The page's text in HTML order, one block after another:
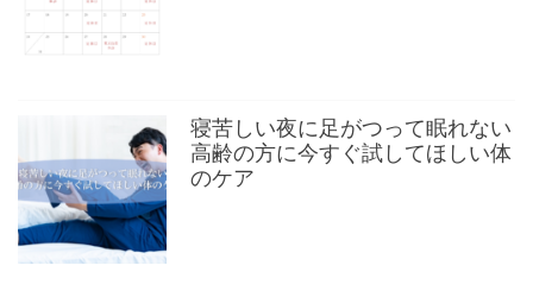
寝苦しい夜に足がつって眠れない
高齢の方に今すぐ試してほしい体
のケア